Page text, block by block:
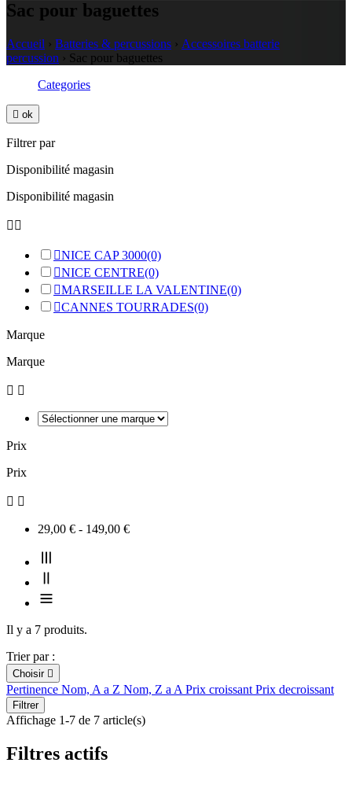
Sac pour baguettes
Accueil › Batteries & percussions › Accessoires batterie
percussion › Sac pour baguettes
Categories
 ok
Filtrer par
Disponibilité magasin
Disponibilité magasin
 
NICE CAP 3000(0)
NICE CENTRE(0)
MARSEILLE LA VALENTINE(0)
CANNES TOURRADES(0)
Marque
Marque
 
Prix
Prix
 
29,00 € - 149,00 €
Il y a 7 produits.
Trier par :
Choisir 
Pertinence Nom, A a Z Nom, Z a A Prix croissant Prix decroissant
Filtrer
Affichage 1-7 de 7 article(s)
Filtres actifs